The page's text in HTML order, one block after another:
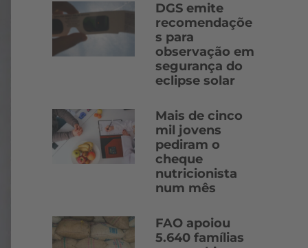
DGS emite
recomendaçõe
s para
observação em
segurança do
eclipse solar
Mais de cinco
mil jovens
pediram o
cheque
nutricionista
num mês
FAO apoiou
5.640 famílias